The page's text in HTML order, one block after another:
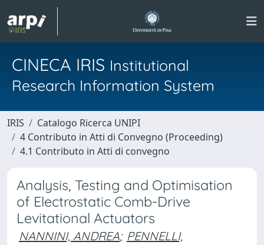
CINECA IRIS Institutional
Research Information System
IRIS
Catalogo Ricerca UNIPI
4 Contributo in Atti di Convegno (Proceeding)
4.1 Contributo in Atti di convegno
Analysis, Testing and Optimisation
of Electrostatic Comb-Drive
Levitational Actuators
NANNINI, ANDREA; PENNELLI,